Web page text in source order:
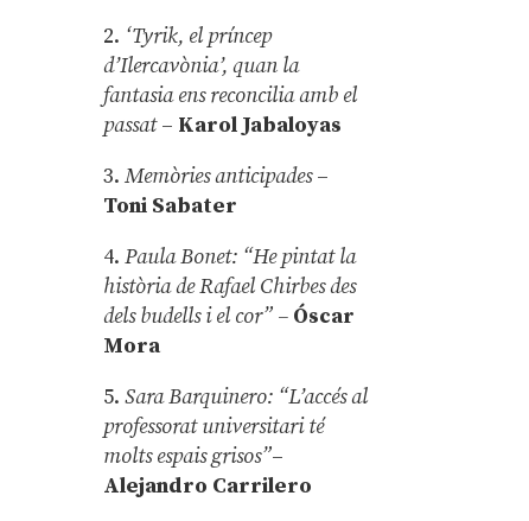
2. ‘Tyrik, el príncep
d’Ilercavònia’, quan la
fantasia ens reconcilia amb el
passat– Karol Jabaloyas
3.Memòries anticipades–
Toni Sabater
4.Paula Bonet: “He pintat la
història de Rafael Chirbes des
dels budells i el cor” – Óscar
Mora
5.Sara Barquinero: “L’accés al
professorat universitari té
molts espais grisos”–
Alejandro Carrilero